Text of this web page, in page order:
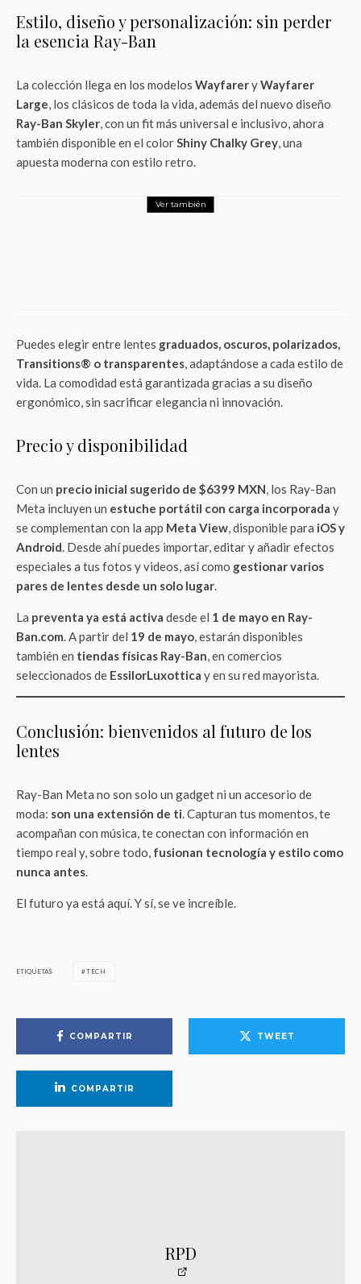
Estilo, diseño y personalización: sin perder
la esencia Ray-Ban
La colección llega en los modelos WayfareryWayfarer
Large, los clásicos de toda la vida, además del nuevo diseño
Ray-Ban Skyler, con un fit más universal e inclusivo, ahora
también disponible en el colorShiny Chalky Grey, una
apuesta moderna con estilo retro.
Ver también
Puedes elegir entre lentes graduados, oscuros, polarizados,
Transitions® o transparentes, adaptándose a cada estilo de
vida. La comodidad está garantizada gracias a su diseño
ergonómico, sin sacrificar elegancia ni innovación.
Precio y disponibilidad
Con un precio inicial sugerido de $6399 MXN, los Ray-Ban
Meta incluyen un estuche portátil con carga incorporada y
se complementan con la app Meta View, disponible para iOS y
Android. Desde ahí puedes importar, editar y añadir efectos
especiales a tus fotos y videos, así como gestionar varios
pares de lentes desde un solo lugar.
La preventa ya está activa desde el 1 de mayo en Ray-
Ban.com. A partir del 19 de mayo, estarán disponibles
también en tiendas físicas Ray-Ban, en comercios
seleccionados de EssilorLuxottica y en su red mayorista.
Conclusión: bienvenidos al futuro de los
lentes
Ray-Ban Meta no son solo un gadget ni un accesorio de
moda: son una extensión de ti. Capturan tus momentos, te
acompañan con música, te conectan con información en
tiempo real y, sobre todo, fusionan tecnología y estilo como
nunca antes.
El futuro ya está aquí. Y sí, se ve increíble.
ETIQUETAS TECH
COMPARTIR TWEET
COMPARTIR
RPD